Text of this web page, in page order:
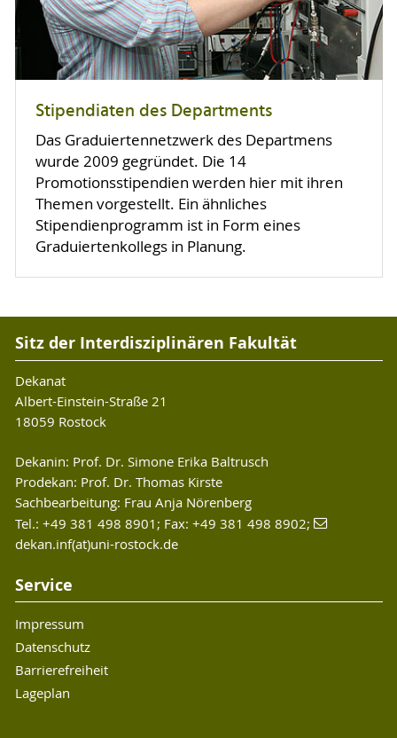
Stipendiaten des Departments
Das Graduiertennetzwerk des Departmens
wurde 2009 gegründet. Die 14
Promotionsstipendien werden hier mit ihren
Themen vorgestellt. Ein ähnliches
Stipendienprogramm ist in Form eines
Graduiertenkollegs in Planung.
Sitz der Interdisziplinären Fakultät
Dekanat
Albert-Einstein-Straße 21
18059 Rostock
Dekanin: Prof. Dr. Simone Erika Baltrusch
Prodekan: Prof. Dr. Thomas Kirste
Sachbearbeitung: Frau Anja Nörenberg
Tel.: +49 381 498 8901; Fax: +49 381 498 8902;
dekan.inf(at)uni-rostock.de
Service
Impressum
Datenschutz
Barrierefreiheit
Lageplan